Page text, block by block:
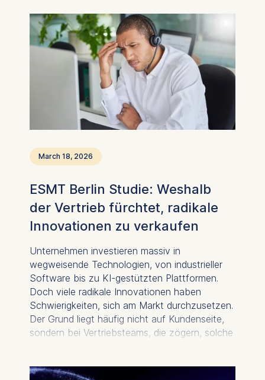
March 18, 2026
ESMT Berlin Studie: Weshalb
der Vertrieb fürchtet, radikale
Innovationen zu verkaufen
Unternehmen investieren massiv in
wegweisende Technologien, von industrieller
Software bis zu KI-gestützten Plattformen.
Doch viele radikale Innovationen haben
Schwierigkeiten, sich am Markt durchzusetzen.
Der Grund liegt häufig nicht auf Kundenseite,
sondern bei Vertriebsteams, die zögern, solche
psychologische Ursache: Viele